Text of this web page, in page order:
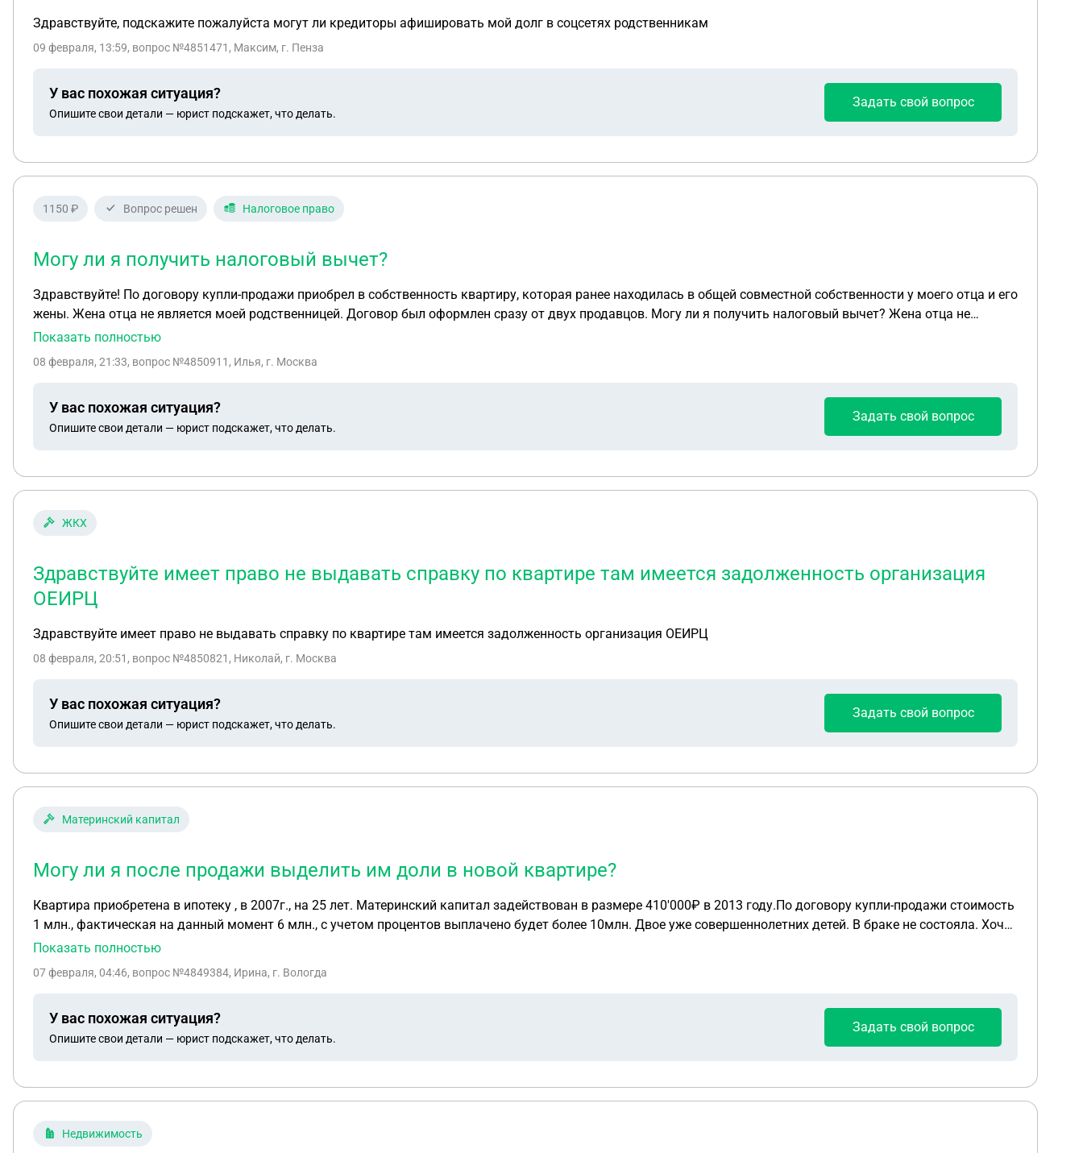
Здравствуйте, подскажите пожалуйста могут ли кредиторы афишировать мой долг в соцсетях родственникам
09 февраля, 13:59, вопрос №4851471, Максим, г. Пенза
У вас похожая ситуация?
Опишите свои детали — юрист подскажет, что делать.
Задать свой вопрос
1150 ₽ Вопрос решен Налоговое право
Могу ли я получить налоговый вычет?
Здравствуйте! По договору купли-продажи приобрел в собственность квартиру, которая ранее находилась в общей совместной собственности у моего отца и его
жены. Жена отца не является моей родственницей. Договор был оформлен сразу от двух продавцов. Могу ли я получить налоговый вычет? Жена отца не
является для меня взаимозависимым лицом. Если мне положен налоговый вычет, то как и на какую сумму должна быть оформлена налоговая декларация?
жены отца?
Показать полностью
08 февраля, 21:33, вопрос №4850911, Илья, г. Москва
У вас похожая ситуация?
Опишите свои детали — юрист подскажет, что делать.
Задать свой вопрос
ЖКХ
Здравствуйте имеет право не выдавать справку по квартире там имеется задолженность организация
ОЕИРЦ
Здравствуйте имеет право не выдавать справку по квартире там имеется задолженность организация ОЕИРЦ
08 февраля, 20:51 , вопрос №4850821, Николай, г. Москва
У вас похожая ситуация?
Опишите свои детали — юрист подскажет, что делать.
Задать свой вопрос
Материнский капитал
Могу ли я после продажи выделить им доли в новой квартире?
Квартира приобретена в ипотеку , в 2007г., на 25 лет. Материнский капитал задействован в размере 410'000₽ в 2013 году.По договору купли-продажи стоимость
1 млн., фактическая на данный момент 6 млн., с учетом процентов выплачено будет более 10млн. Двое уже совершеннолетних детей. В браке не состояла. Хочу
погасить ипотеку( остаток около 2мл.) и купить другую квартиру. Отец детей требует выделить им доли в размере более 50 % на двоих, либо они будут против
Могу ли я после продажи выделить им доли в новой квартире? В течении полугода , я должна , после погашения ипотеки, я выделю раньше, мне нужно понимать
Показать полностью
07 февраля, 04:46, вопрос №4849384, Ирина, г. Вологда
У вас похожая ситуация?
Опишите свои детали — юрист подскажет, что делать.
Задать свой вопрос
Недвижимость